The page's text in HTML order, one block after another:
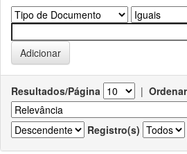
Resultados/Página |
Registro(s)